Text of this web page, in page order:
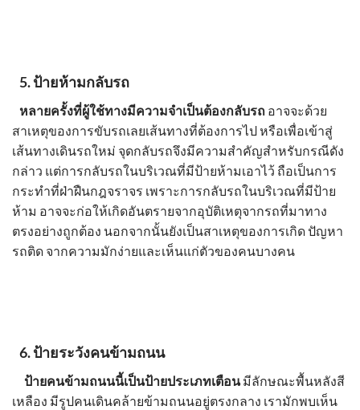
5.ป้ายห้ามกลับรถ
หลายครั้งที่ผู้ใช้ทางมีความจำเป็นต้องกลับรถ อาจจะด้วย
สาเหตุของการขับรถเลยเส้นทางที่ต้องการไป หรือเพื่อเข้าสู่
เส้นทางเดินรถใหม่ จุดกลับรถจึงมีความสำคัญสำหรับกรณีดัง
กล่าว แต่การกลับรถในบริเวณที่มีป้ายห้ามเอาไว้ ถือเป็นการ
กระทำที่ฝ่าฝืนกฎจราจร เพราะการกลับรถในบริเวณที่มีป้าย
ห้าม อาจจะก่อให้เกิดอันตรายจากอุบัติเหตุจากรถที่มาทาง
ตรงอย่างถูกต้อง นอกจากนั้นยังเป็นสาเหตุของการเกิด ปัญหา
รถติด จากความมักง่ายและเห็นแก่ตัวของคนบางคน
6.ป้ายระวังคนข้ามถนน
ป้ายคนข้ามถนนนี้เป็นป้ายประเภทเตือนมีลักษณะพื้นหลังสี
เหลือง มีรูปคนเดินคล้ายข้ามถนนอยู่ตรงกลาง เรามักพบเห็น